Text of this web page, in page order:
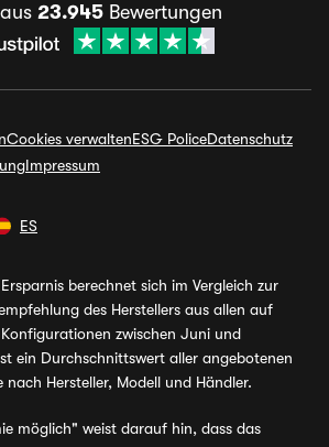
aus 23.945 Bewertungen
Cookies verwaltenESG PoliceDatenschutz
Impressum
ES
berechnet sich im Vergleich zur
des Herstellers aus allen auf
zwischen Juni und
ein Durchschnittswert aller angebotenen
nach Hersteller, Modell und Händler.
möglich" weist darauf hin, dass das